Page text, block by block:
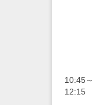
10:45～
12:15